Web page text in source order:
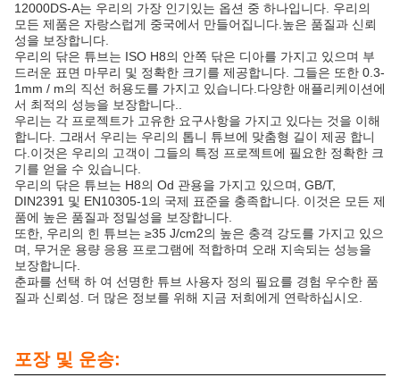
12000DS-A는 우리의 가장 인기있는 옵션 중 하나입니다. 우리의
모든 제품은 자랑스럽게 중국에서 만들어집니다.높은 품질과 신뢰
성을 보장합니다.
우리의 닦은 튜브는 ISO H8의 안쪽 닦은 디아를 가지고 있으며 부
드러운 표면 마무리 및 정확한 크기를 제공합니다. 그들은 또한 0.3-
1mm / m의 직선 허용도를 가지고 있습니다.다양한 애플리케이션에
서 최적의 성능을 보장합니다..
우리는 각 프로젝트가 고유한 요구사항을 가지고 있다는 것을 이해
합니다. 그래서 우리는 우리의 톱니 튜브에 맞춤형 길이 제공 합니
다.이것은 우리의 고객이 그들의 특정 프로젝트에 필요한 정확한 크
기를 얻을 수 있습니다.
우리의 닦은 튜브는 H8의 Od 관용을 가지고 있으며, GB/T,
DIN2391 및 EN10305-1의 국제 표준을 충족합니다. 이것은 모든 제
품에 높은 품질과 정밀성을 보장합니다.
또한, 우리의 힌 튜브는 ≥35 J/cm2의 높은 충격 강도를 가지고 있으
며, 무거운 용량 응용 프로그램에 적합하며 오래 지속되는 성능을
보장합니다.
춘파를 선택 하 여 선명한 튜브 사용자 정의 필요를 경험 우수한 품
질과 신뢰성. 더 많은 정보를 위해 지금 저희에게 연락하십시오.
포장 및 운송: